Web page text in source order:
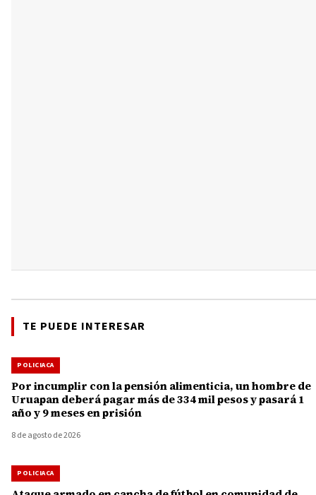
TE PUEDE INTERESAR
POLICIACA
Por incumplir con la pensión alimenticia, un hombre de
Uruapan deberá pagar más de 334 mil pesos y pasará 1
año y 9 meses en prisión
8 de agosto de 2026
POLICIACA